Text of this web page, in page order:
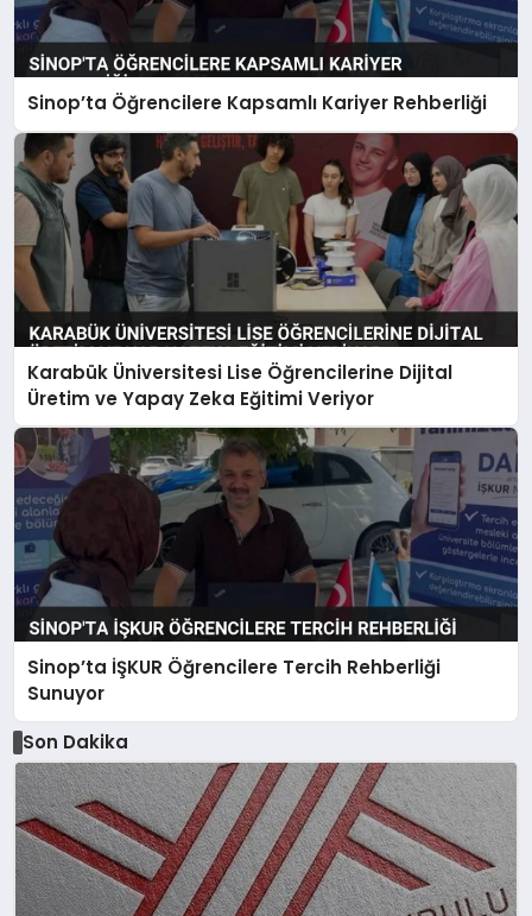
Sinop’ta Öğrencilere Kapsamlı Kariyer Rehberliği
Karabük Üniversitesi Lise Öğrencilerine Dijital
Üretim ve Yapay Zeka Eğitimi Veriyor
Sinop’ta İŞKUR Öğrencilere Tercih Rehberliği
Sunuyor
Son Dakika